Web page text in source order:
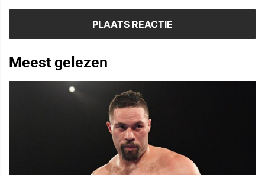
Meest gelezen